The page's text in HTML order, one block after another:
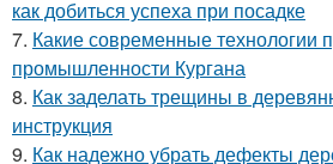
как добиться успеха при посадке
7. Какие современные технологии
промышленности Кургана
8. Как заделать трещины в
инструкция
9. Как надежно убрать дефекты